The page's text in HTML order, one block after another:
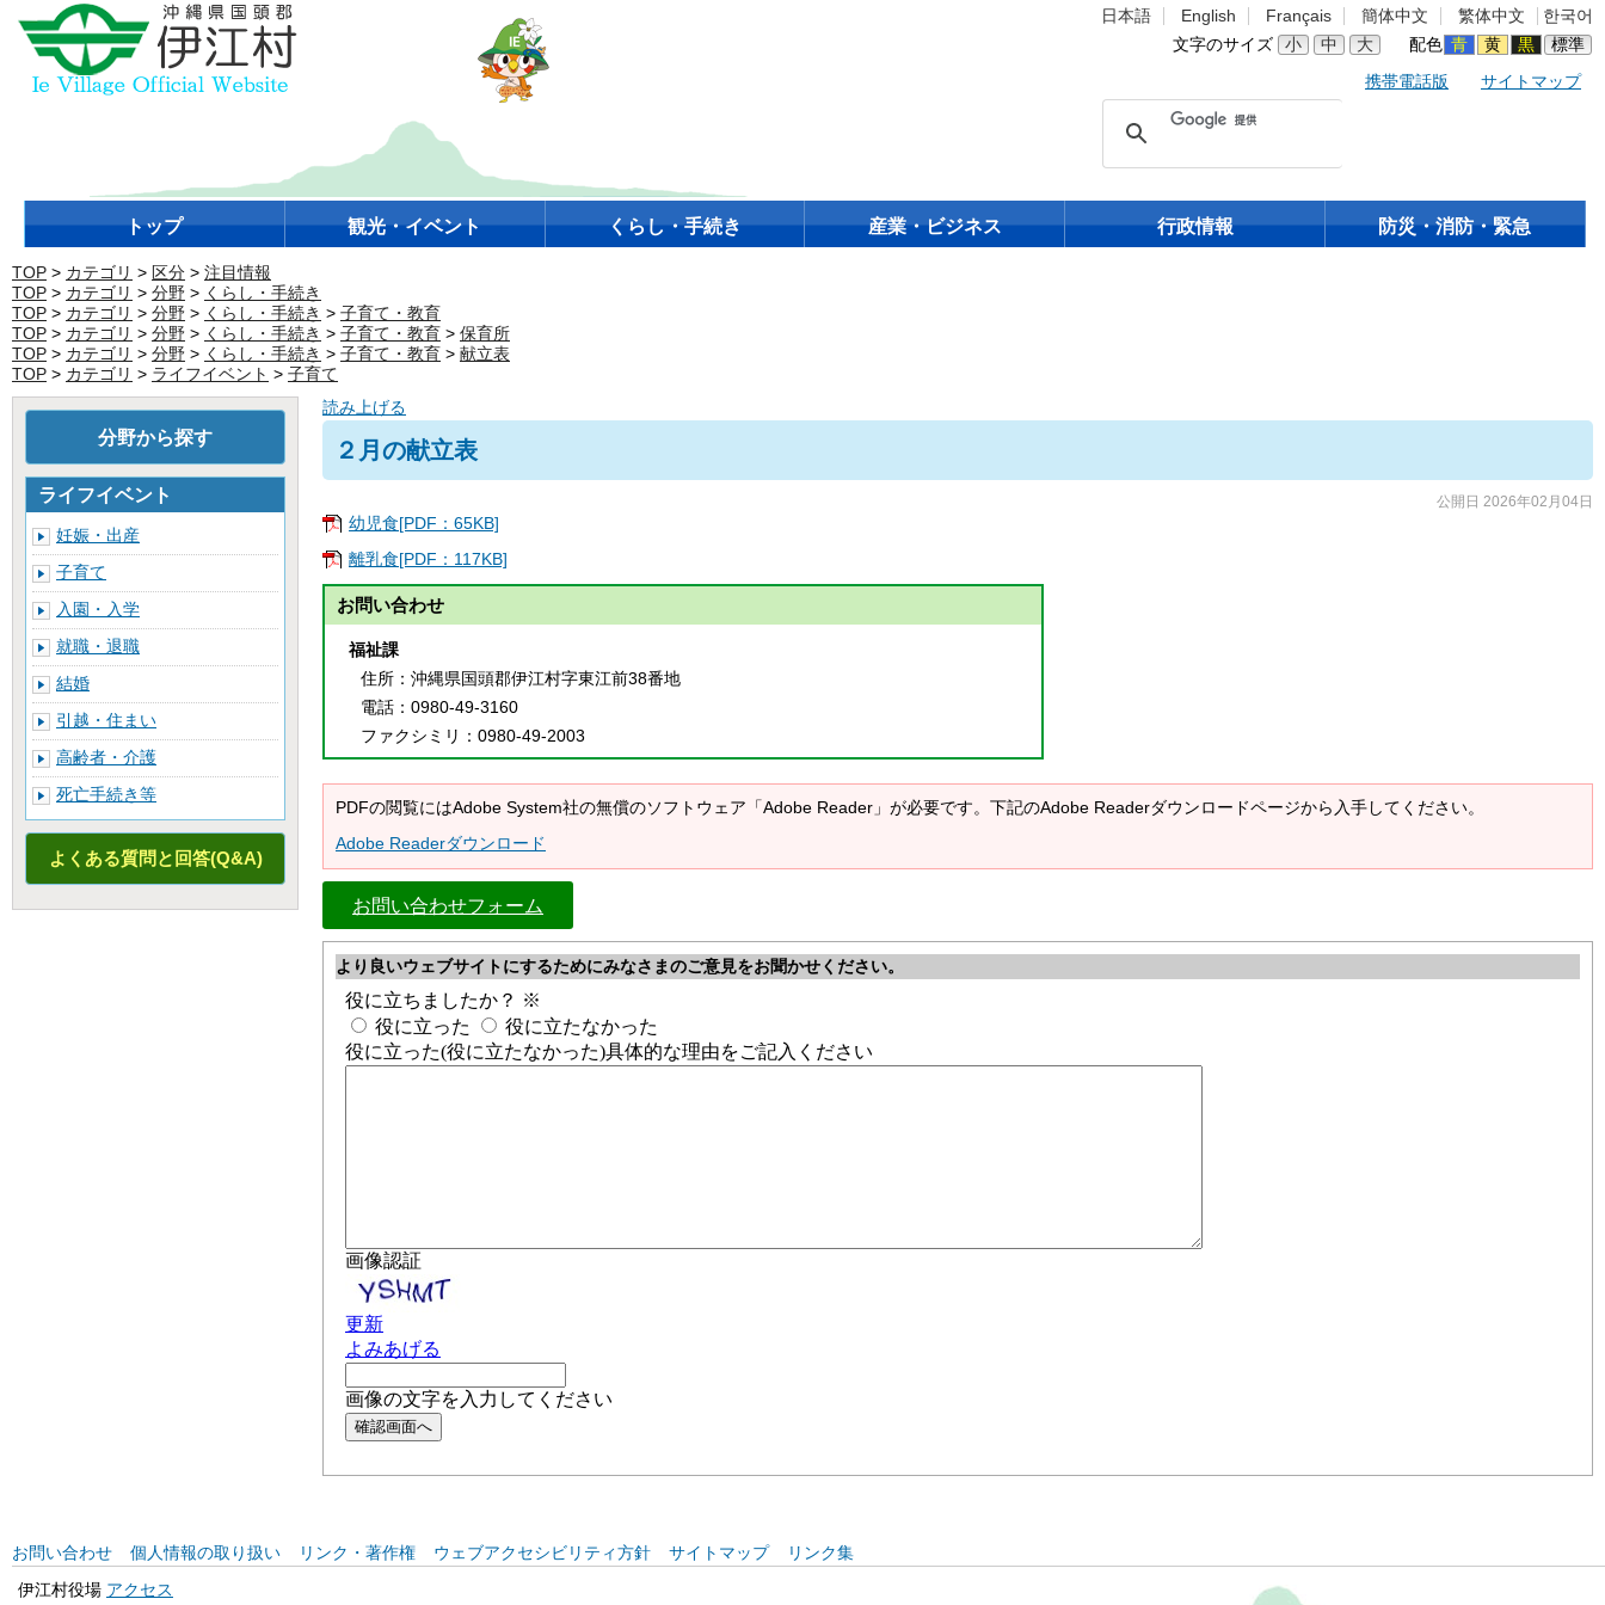
日本語 English Français 簡体中文 繁体中文
한국어
文字のサイズ
小 中 大 配色 青 黄 黒 標準
携帯電話版 サイトマップ
トップ 観光・イベント くらし・手続き 産業・ビジネス 行政情報 防災・消防・緊急
TOP > カテゴリ > 区分 > 注目情報
TOP > カテゴリ > 分野 > くらし・手続き
TOP > カテゴリ > 分野 > くらし・手続き > 子育て・教育
TOP > カテゴリ > 分野 > くらし・手続き > 子育て・教育 > 保育所
TOP > カテゴリ > 分野 > くらし・手続き > 子育て・教育 > 献立表
TOP > カテゴリ > ライフイベント > 子育て
読み上げる
２月の献立表
公開日 2026年02月04日
幼児食[PDF：65KB]
離乳食[PDF：117KB]
お問い合わせ
福祉課
住所 ：沖縄県国頭郡伊江村字東江前38番地
電話 ：0980-49-3160
ファクシミリ ：0980-49-2003
PDFの閲覧にはAdobe System社の無償のソフトウェア「Adobe Reader」が必要です。下記のAdobe Readerダウンロードページから入手してください。
Adobe Readerダウンロード
お問い合わせフォーム
より良いウェブサイトにするためにみなさまのご意見をお聞かせください。
分野から探す
ライフイベント
妊娠・出産
子育て
入園・入学
就職・退職
結婚
引越・住まい
高齢者・介護
死亡手続き等
よくある質問と回答(Q&A)
お問い合わせ 個人情報の取り扱い リンク・著作権 ウェブアクセシビリティ方針 サイトマップ リンク集
伊江村役場 アクセス